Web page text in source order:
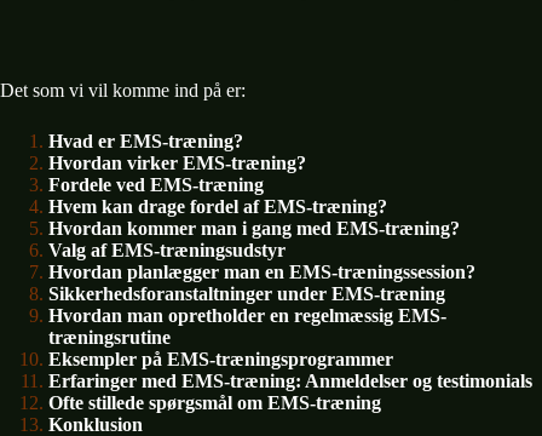
Det som vi vil komme ind på er:
Hvad er EMS-træning?
Hvordan virker EMS-træning?
Fordele ved EMS-træning
Hvem kan drage fordel af EMS-træning?
Hvordan kommer man i gang med EMS-træning?
Valg af EMS-træningsudstyr
Hvordan planlægger man en EMS-træningssession?
Sikkerhedsforanstaltninger under EMS-træning
Hvordan man opretholder en regelmæssig EMS-
træningsrutine
Eksempler på EMS-træningsprogrammer
Erfaringer med EMS-træning: Anmeldelser og testimonials
Ofte stillede spørgsmål om EMS-træning
Konklusion